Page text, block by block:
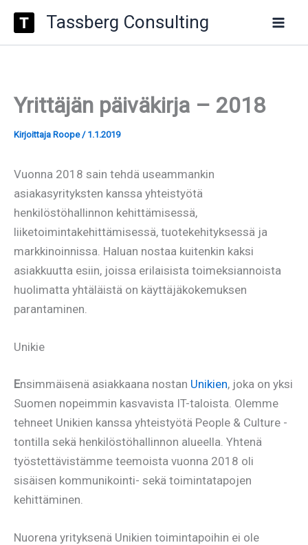
Siirry
sisältöön Tassberg Consulting
Yrittäjän päiväkirja – 2018
Kirjoittaja Roope/ 1.1.2019
Vuonna 2018 sain tehdä useammankin
asiakasyrityksten kanssa yhteistyötä
henkilöstöhallinnon kehittämisessä,
liiketoimintakehittämisessä, tuotekehityksessä ja
markkinoinnissa. Haluan nostaa kuitenkin kaksi
asiakkuutta esiin, joissa erilaisista toimeksiannoista
huolimatta yhtäläistä on käyttäjäkokemuksen
parantaminen.
Unikie
Ensimmäisenä asiakkaana nostan Unikien, joka on yksi
Suomen nopeimmin kasvavista IT-taloista. Olemme
tehneet Unikien kanssa yhteistyötä People & Culture -
tontilla sekä henkilöstöhallinnon alueella. Yhtenä
työstettävistämme teemoista vuonna 2018 oli
sisäisen kommunikointi- sekä toimintatapojen
kehittäminen.
Nuorena yrityksenä Unikien toimintapoihin ei ole
your
email…